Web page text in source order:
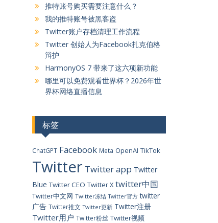
推特账号购买需要注意什么？
我的推特账号被黑客盗
Twitter账户存档清理工作流程
Twitter 创始人为Facebook扎克伯格
辩护
HarmonyOS 7 带来了这六项新功能
哪里可以免费观看世界杯？2026年世
界杯网络直播信息
标签
ChatGPT Facebook Meta OpenAI TikTok
Twitter Twitter app Twitter
Blue Twitter CEO Twitter X twitter中国
Twitter中文网 Twitter冻结 Twitter官方 twitter
广告 Twitter推文 Twitter更新 Twitter注册
Twitter用户 Twitter粉丝 Twitter视频